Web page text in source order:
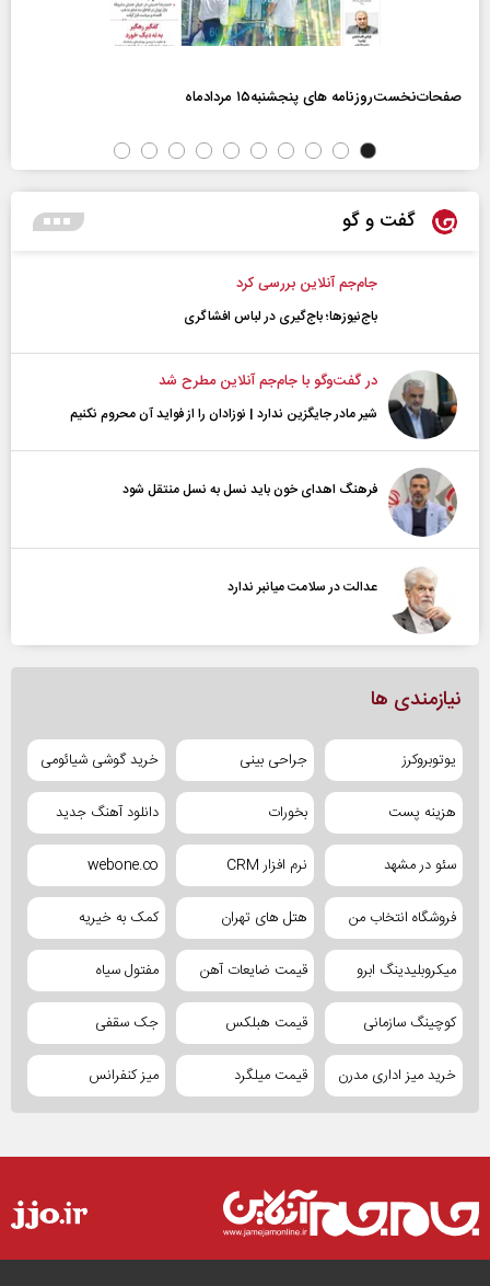
صفحات‌نخست‌روزنامه ها‌ی پنجشنبه‌۱۵ مردادماه
گفت و گو
جام‌جم آنلاین بررسی کرد
باج‌نیوزها؛ باج‌گیری در لباس افشاگری
در گفت‌و‌گو با جام‌جم آنلاین مطرح شد
شیر مادر جایگزین ندارد | نوزادان را از فواید آن محروم نکنیم
فرهنگ اهدای خون باید نسل به نسل منتقل شود
عدالت در سلامت میانبر ندارد
نیازمندی ها
یوتوبروکرز جراحی بینی خرید گوشی شیائومی
هزینه پست بخورات دانلود آهنگ جدید
سئو در مشهد نرم افزار CRM webone.co
فروشگاه انتخاب من هتل های تهران کمک به خیریه
میکروبلیدینگ ابرو قیمت ضایعات آهن مفتول سیاه
کوچینگ سازمانی قیمت هبلکس جک سقفی
خرید میز اداری مدرن قیمت میلگرد میز کنفرانس